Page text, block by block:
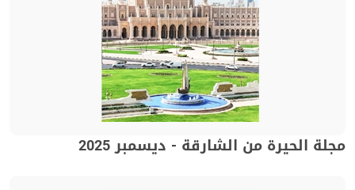
مجلة الحيرة من الشارقة - ديسمبر 2025